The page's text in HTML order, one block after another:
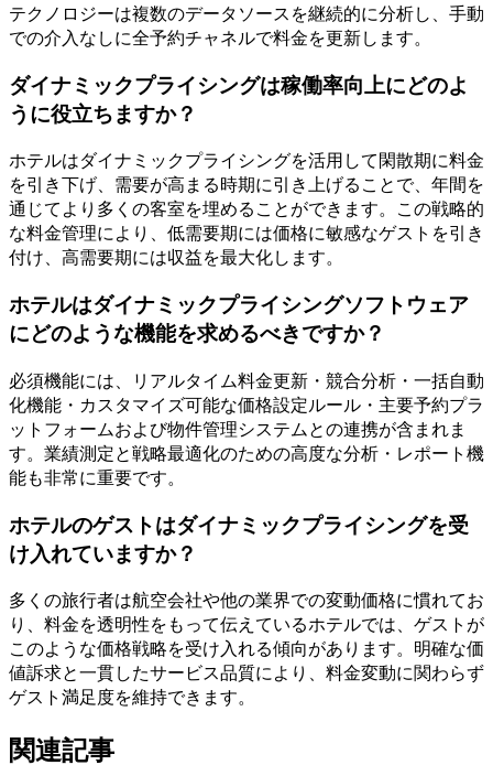
テクノロジーは複数のデータソースを継続的に分析し、手動
での介入なしに全予約チャネルで料金を更新します。
ダイナミックプライシングは稼働率向上にどのよ
うに役立ちますか？
ホテルはダイナミックプライシングを活用して閑散期に料金
を引き下げ、需要が高まる時期に引き上げることで、年間を
通じてより多くの客室を埋めることができます。この戦略的
な料金管理により、低需要期には価格に敏感なゲストを引き
付け、高需要期には収益を最大化します。
ホテルはダイナミックプライシングソフトウェア
にどのような機能を求めるべきですか？
必須機能には、リアルタイム料金更新・競合分析・一括自動
化機能・カスタマイズ可能な価格設定ルール・主要予約プラ
ットフォームおよび物件管理システムとの連携が含まれま
す。業績測定と戦略最適化のための高度な分析・レポート機
能も非常に重要です。
ホテルのゲストはダイナミックプライシングを受
け入れていますか？
多くの旅行者は航空会社や他の業界での変動価格に慣れてお
り、料金を透明性をもって伝えているホテルでは、ゲストが
このような価格戦略を受け入れる傾向があります。明確な価
値訴求と一貫したサービス品質により、料金変動に関わらず
ゲスト満足度を維持できます。
関連記事